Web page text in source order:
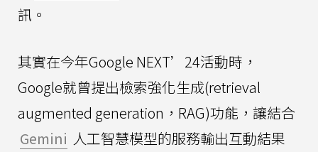
訊。
其實在今年Google NEXT’24活動時，
Google就曾提出檢索強化生成(retrieval
augmented generation，RAG)功能，讓結合
Gemini 人工智慧模型的服務輸出互動結果